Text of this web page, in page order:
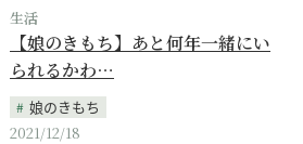
生活
【娘のきもち】あと何年一緒にい
られるかわ…
娘のきもち
2021/12/18